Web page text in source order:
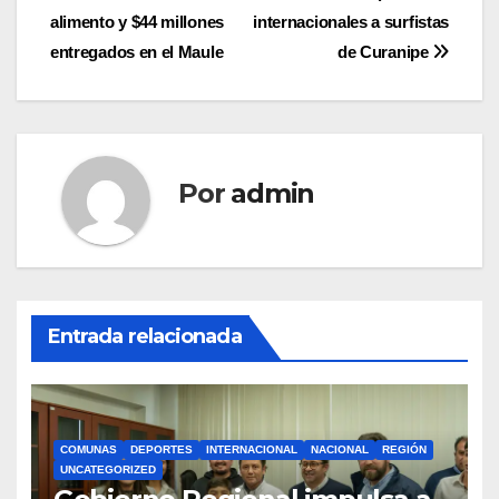
de
entradas
internacionales a surfistas
de Curanipe
alimento y $44 millones
entregados en el Maule
Por admin
Entrada relacionada
COMUNAS DEPORTES INTERNACIONAL NACIONAL
REGIÓN
UNCATEGORIZED